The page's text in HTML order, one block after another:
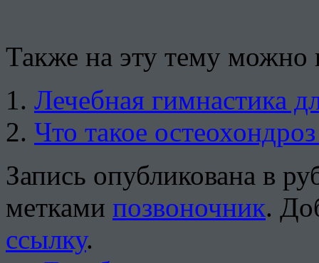
Также на эту тему можно
Лечебная гимнастика
Что такое
Запись опубликована в
метками позвоночник.
ссылку.